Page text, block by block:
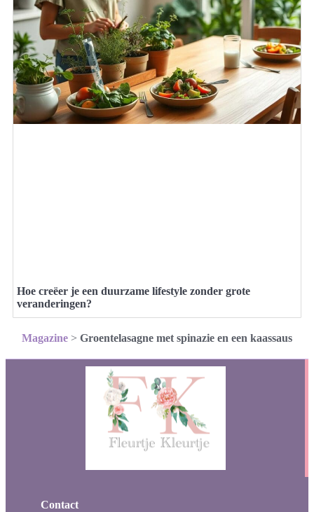
Hoe creëer je een duurzame lifestyle zonder grote
veranderingen?
Magazine > Groentelasagne met spinazie en een kaassaus
Contact